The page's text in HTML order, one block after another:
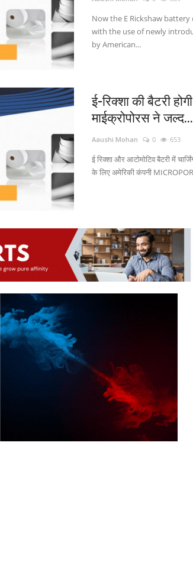
Now the E Rickshaw
with the use of newly
by American...
ई-रिक्शा की बैटरी
माईक्रोपोरस ने जल्द...
Aaushi Mohan 0 653
ई रिक्शा और आटोमोटिव बैटरी में
के लिए अमेरिकी कंपनी